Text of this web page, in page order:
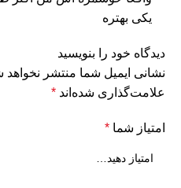
یکی بهتره
دیدگاه خود را بنویسید
نشانی ایمیل شما منتشر نخواهد
علامت‌گذاری شده‌اند *
امتیاز شما *